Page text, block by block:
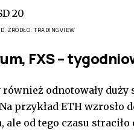
ŻRÓDŁO: TRADINGVIEW
FXS –
odnotowały duży
przykład ETH wzrosło
ale od tego czasu